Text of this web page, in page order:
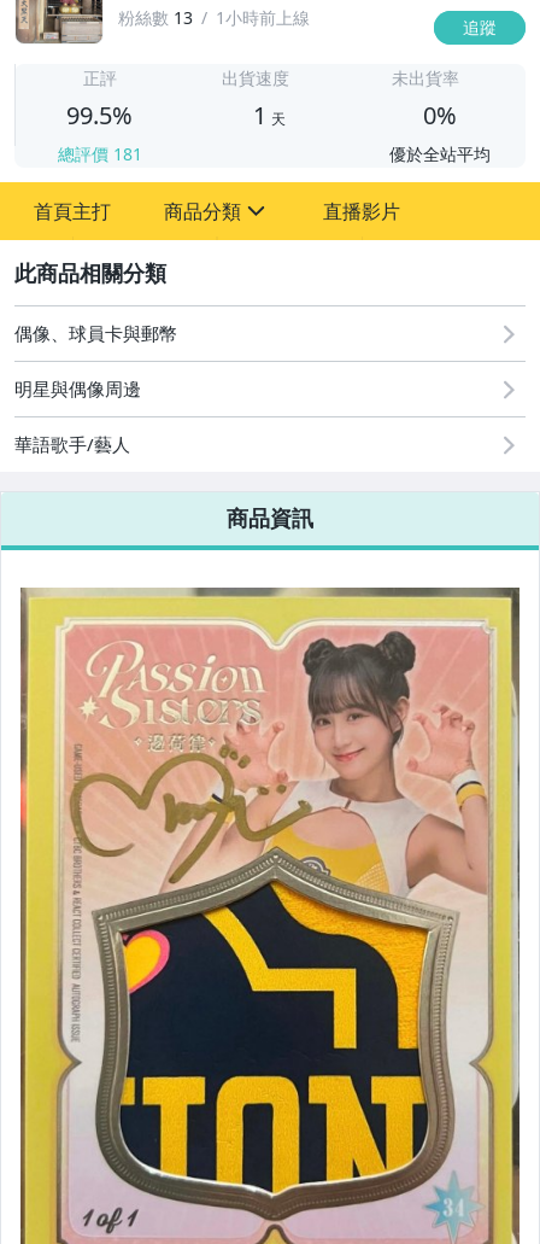
粉絲數 13 1小時前上線 追蹤
正評
99.5%
總評價 181
出貨速度
1 天
未出貨率
0%
優於全站平均
首頁主打 商品分類
成人專區
偶像、球員卡與郵幣
直播影片
偶像、球員卡與郵幣
明星與偶像周邊
華語歌手/藝人
商品資訊